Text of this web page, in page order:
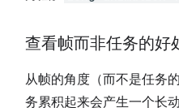
查看帧而非任务的好
从帧的角度（而不是任务
务累积起来会产生一个长